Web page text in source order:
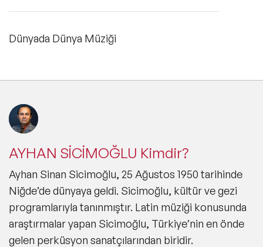
Dünyada Dünya Müziği
AYHAN SİCİMOĞLU Kimdir?
Ayhan Sinan Sicimoğlu, 25 Ağustos 1950 tarihinde
Niğde’de dünyaya geldi. Sicimoğlu, kültür ve gezi
programlarıyla tanınmıştır. Latin müziği konusunda
araştırmalar yapan Sicimoğlu, Türkiye’nin en önde
gelen perküsyon sanatçılarından biridir.